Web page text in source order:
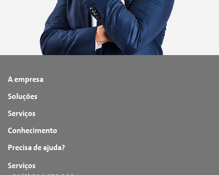
A empresa
Soluções
Serviços
Conhecimento
Precisa de ajuda?
Serviços